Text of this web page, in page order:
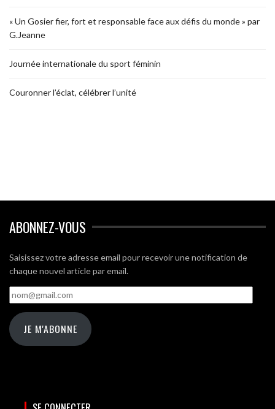
« Un Gosier fier, fort et responsable face aux défis du monde » par
G.Jeanne
Journée internationale du sport féminin
Couronner l’éclat, célébrer l’unité
ABONNEZ-VOUS
Saisissez votre adresse email pour recevoir une notification de
chaque nouvel article par email.
nom@gmail.com
JE M'ABONNE